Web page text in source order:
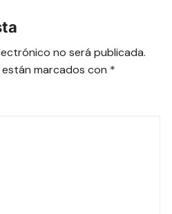
no será publicada.
marcados con *